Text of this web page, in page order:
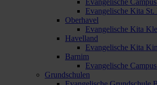
Evangelische Kita
Oberhavel
Evangelische Kita
Havelland
Evangelische Kita
Barnim
Evangelische
Grundschulen